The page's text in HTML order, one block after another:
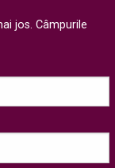
jos. Câmpurile